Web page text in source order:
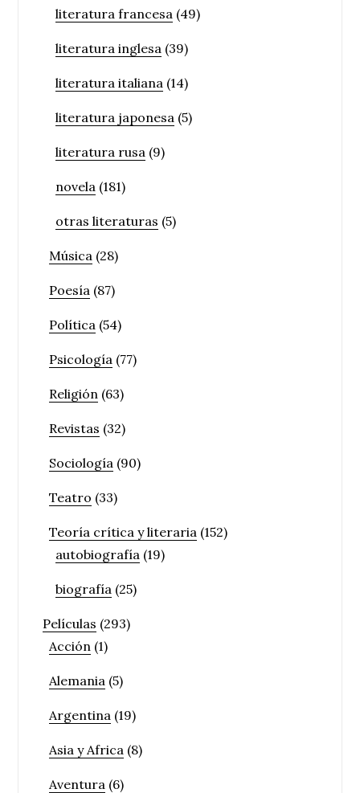
literatura francesa (49)
literatura inglesa (39)
literatura italiana (14)
literatura japonesa (5)
literatura rusa (9)
novela (181)
otras literaturas (5)
Música (28)
Poesía (87)
Política (54)
Psicología (77)
Religión (63)
Revistas (32)
Sociología (90)
Teatro (33)
Teoría crítica y literaria (152)
autobiografía (19)
biografía (25)
Películas (293)
Acción (1)
Alemania (5)
Argentina (19)
Asia y Africa (8)
Aventura (6)